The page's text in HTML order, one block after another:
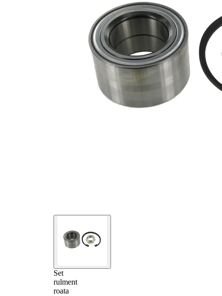
Set
rulment
roata
84 mm
Listă de piese de schimb
Număr
articol
SKF00605 1
SKF00810
SKF04486